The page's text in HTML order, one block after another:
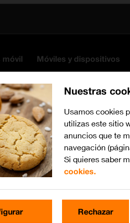
móvil Móviles y dispositivos
Nuestras
Usamos cookies
utilizas este sitio
anuncios que te
navegación
Si quieres saber
cookies.
Rechazar